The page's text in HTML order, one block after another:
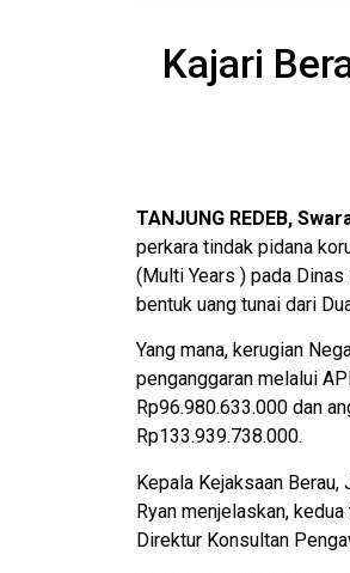
Kajari
TANJUNG REDEB,
perkara tindak pidana
(Multi Years ) pada
bentuk uang tunai dari
Yang mana, kerugian
penganggaran melalui
Rp96.980.633.000 dan
Rp133.939.738.000.
Kepala Kejaksaan
Ryan menjelaskan,
Direktur Konsultan